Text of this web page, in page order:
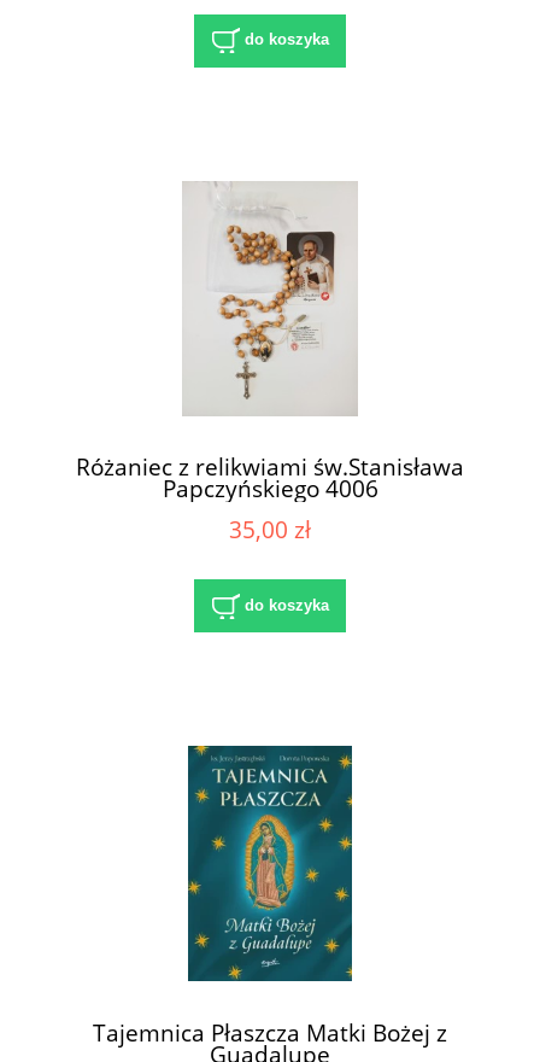
do koszyka
Różaniec z relikwiami św.Stanisława
Papczyńskiego 4006
35,00 zł
do koszyka
Tajemnica Płaszcza Matki Bożej z
Guadalupe